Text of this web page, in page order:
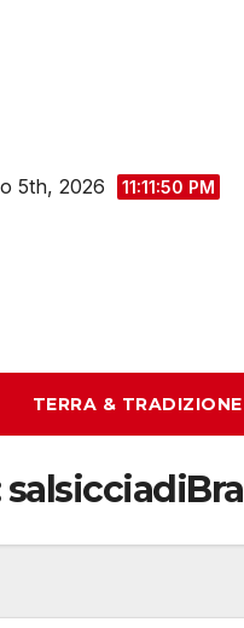
5th, 2026 11:11:51 PM
TERRA & TRADIZIONE
salsicciadiBra